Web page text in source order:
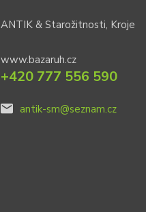
ANTIK & Starožitnosti, Kroje
www.bazaruh.cz
+420 777 556 590
antik-sm@seznam.cz